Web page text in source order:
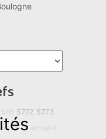
5711 5772 5773
actualité